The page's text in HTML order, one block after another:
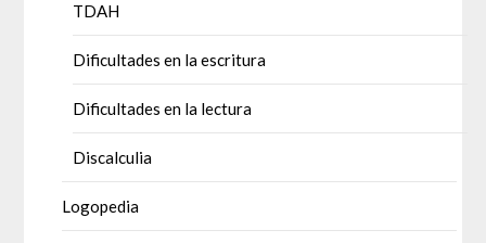
TDAH
Dificultades en la escritura
Dificultades en la lectura
Discalculia
Logopedia